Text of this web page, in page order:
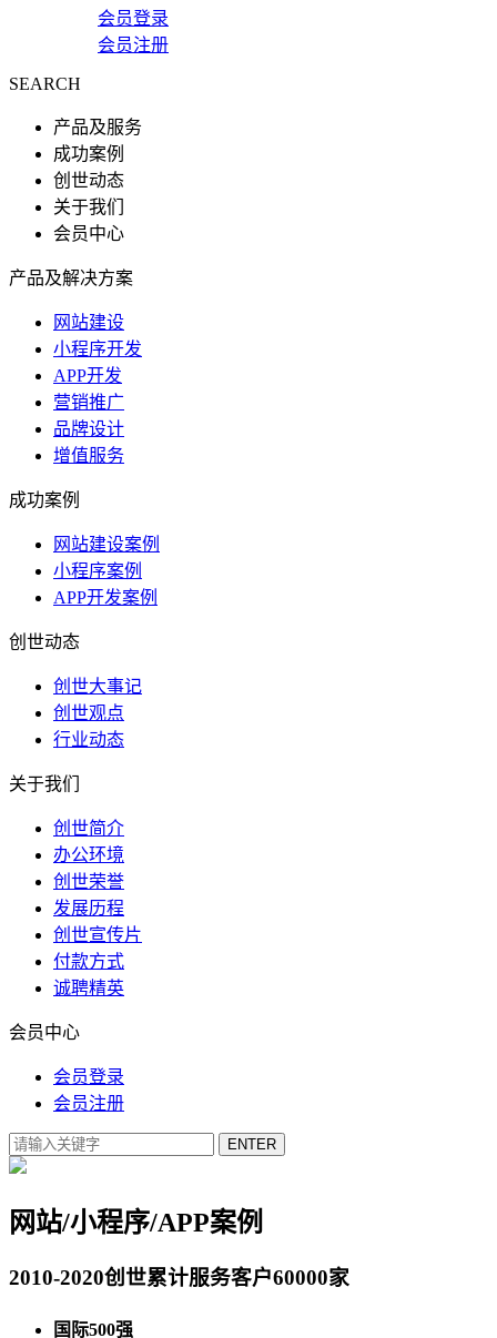
会员登录
会员注册
SEARCH
产品及服务
成功案例
创世动态
关于我们
会员中心
产品及解决方案
网站建设
小程序开发
APP开发
营销推广
品牌设计
增值服务
成功案例
网站建设案例
小程序案例
APP开发案例
创世动态
创世大事记
创世观点
行业动态
关于我们
创世简介
办公环境
创世荣誉
发展历程
创世宣传片
付款方式
诚聘精英
会员中心
会员登录
会员注册
网站/小程序/APP案例
2010-2020创世累计服务客户60000家
国际500强